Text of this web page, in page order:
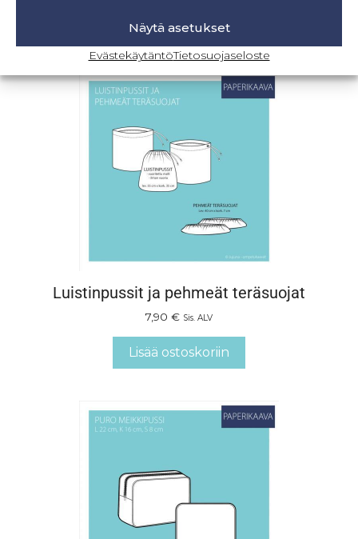
Näytä asetukset
EvästekäytäntöTietosuojaseloste
Lisää ostoskoriin
Luistinpussit ja pehmeät teräsuojat
7,90 € Sis. ALV
Lisää ostoskoriin